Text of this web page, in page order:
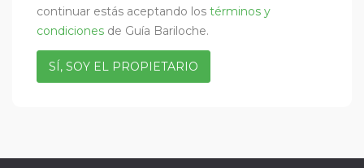
continuar estás aceptando los términos y
condiciones de Guía Bariloche.
SÍ, SOY EL PROPIETARIO